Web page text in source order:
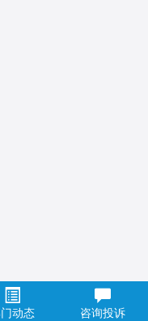
动态 咨询投诉